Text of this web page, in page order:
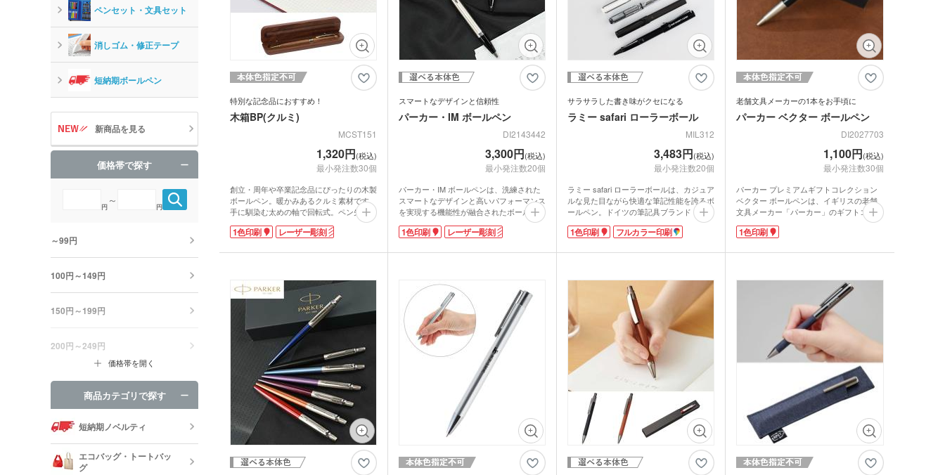
特別な記念品におすすめ！
木箱BP(クルミ)
MCST151
1,320円(税込)
最小発注数30個
創立・周年や卒業記念品にぴったりの木製
ボールペン。暖かみあるクルミ素材です。
手に馴染む太めの軸で回転式。ペン先は書
ペンと木箱に名入れが可能。1色(木箱・ペ
います。特にレーザー彫刻は落ち着いた高
切な方への贈り物にオリジナルボールペン
を製作しませんか？
1色印刷 レーザー彫刻
スマートなデザインと信頼性
パーカー・IM ボールペン
DI2143442
3,300円(税込)
最小発注数20個
パーカー・IM ボールペンは、洗練された
スマートなデザインと高いパフォーマンス
を実現する機能性が融合されたボールペ
ン。英国の老舗筆記具ブランド「パーカ
ー」の製品ながら、手に取りやすいエント
ック式ボールペンなので、高級ペンを初め
リップや、さりげないブランドロゴが刻印
されたリングが高級感を演出。信頼の老舗
ブランドのアイテムにオリジナルの名入れ
を施せば、ワンランク上の記念品になりま
すね。
1色印刷 レーザー彫刻
サラサラした書き味がクセになる
ラミー safari ローラーボール
MIL312
3,483円(税込)
最小発注数20個
ラミー safari ローラーボールは、カジュア
ルな見た目ながら快適な筆記性能を誇るボ
ールペン。ドイツの筆記具ブランド「ラミ
ー」の製品で、人間工学に基づいた書き味
の良さとデザイン性の高さで大人気のシリ
正しいペンの持ち方ができるようグリップ
ずサラサラとした書き心地が味わえます。
ABS樹脂製なので、軽量ながらも丈夫。大
き目のクリップで、厚めの生地のポケット
などにも挟みやすいです。日常の中にちょ
っとした特別感を与えてくれるので、卒業
記念品として学生さんにプレゼントするの
もおすすめ。
1色印刷 フルカラー印刷
老舗文具メーカーの1本をお手頃に
パーカー ベクター ボールペン
DI2027703
1,100円(税込)
最小発注数30個
パーカー プレミアムギフトコレクション
ベクター ボールペンは、イギリスの老舗
文具メーカー「パーカー」のギフトコレク
ションシリーズです。パーカーの代名詞で
ある矢羽デザインはプレーンなタイプで、
手に入らないビジネスギフト専用の、名入
ィはプラスチックを使用しているので軽く
て使いやすく、手帳に付ける1本としても
1色印刷で名入れが可能なので、会社のロ
ゴを入れての記念品や、学校名を入れて卒
業お祝い品にいかがでしょうか。
1色印刷
ペンセット・文具セット
消しゴム・修正テープ
短納期ボールペン
新商品を見る
価格帯で探す
円
～
円
～99円
100円～149円
150円～199円
200円～249円
価格帯を開く
商品カテゴリで探す
短納期ノベルティ
エコバッグ・トートバッ
グ